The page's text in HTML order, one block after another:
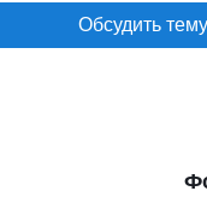
Обсудить